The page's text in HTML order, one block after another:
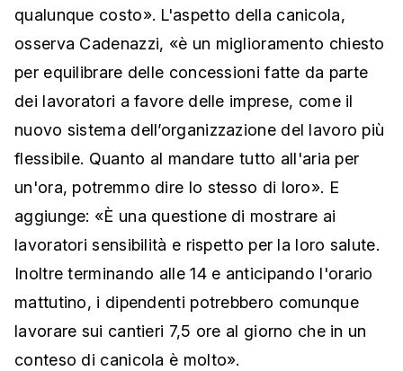
qualunque costo». L'aspetto della canicola,
osserva Cadenazzi, «è un miglioramento chiesto
per equilibrare delle concessioni fatte da parte
dei lavoratori a favore delle imprese, come il
nuovo sistema dell’organizzazione del lavoro più
flessibile. Quanto al mandare tutto all'aria per
un'ora, potremmo dire lo stesso di loro». E
aggiunge: «È una questione di mostrare ai
lavoratori sensibilità e rispetto per la loro salute.
Inoltreterminando alle 14 e anticipando l'orario
mattutino, i dipendenti potrebbero comunque
lavorare sui cantieri 7,5 ore al giorno che in un
conteso di canicola è molto».